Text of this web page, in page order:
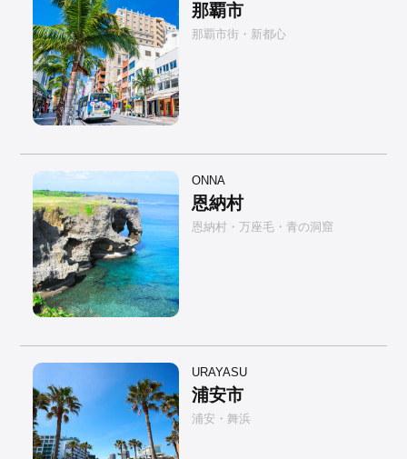
那覇市
那覇市街・新都心
ONNA
恩納村
恩納村・万座毛・青の洞窟
URAYASU
浦安市
浦安・舞浜